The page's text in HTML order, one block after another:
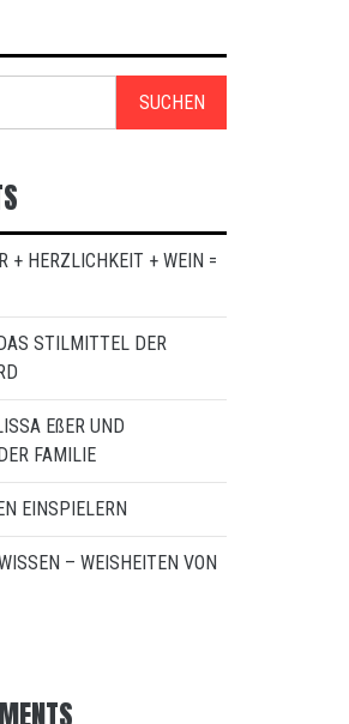
SUCHEN
+ HERZLICHKEIT + WEIN =
STILMITTEL DER
EßER UND
FAMILIE
EINSPIELERN
– WEISHEITEN VON